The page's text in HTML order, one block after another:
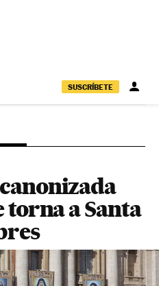
SUSCRÍBETE
torna a Santa